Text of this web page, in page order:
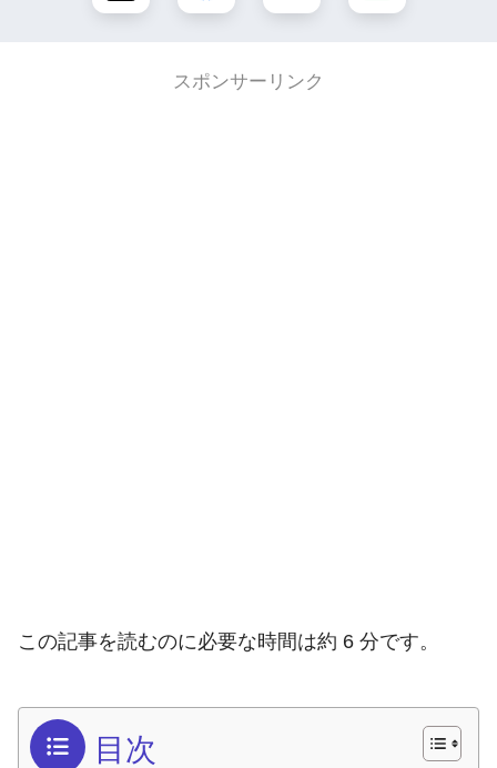
スポンサーリンク
この記事を読むのに必要な時間は約 6 分です。
目次